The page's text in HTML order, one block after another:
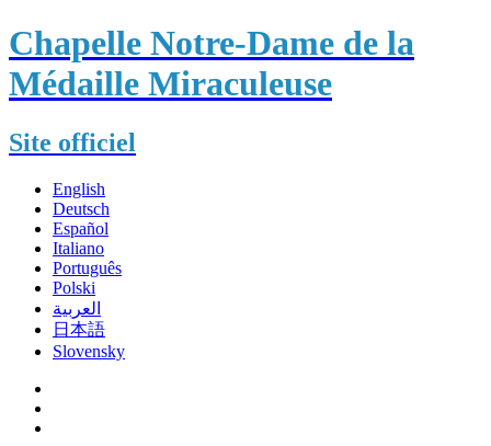
Chapelle Notre-Dame de la
Médaille Miraculeuse
Site officiel
English
Deutsch
Español
Italiano
Português
Polski
العربية
日本語
Slovensky